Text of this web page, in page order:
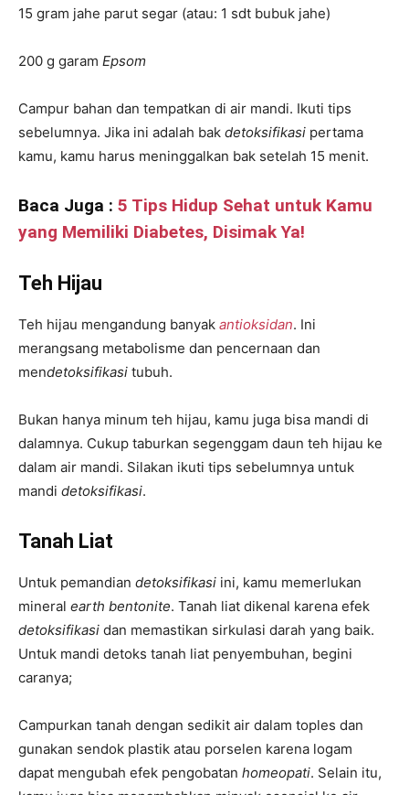
15 gram jahe parut segar (atau: 1 sdt bubuk jahe)
200 g garam Epsom
Campur bahan dan tempatkan di air mandi. Ikuti tips
sebelumnya. Jika ini adalah bak detoksifikasi pertama
kamu, kamu harus meninggalkan bak setelah 15 menit.
Baca Juga : 5 Tips Hidup Sehat untuk Kamu
yang Memiliki Diabetes, Disimak Ya!
Teh Hijau
Teh hijau mengandung banyak antioksidan. Ini
merangsang metabolisme dan pencernaan dan
mendetoksifikasi tubuh.
Bukan hanya minum teh hijau, kamu juga bisa mandi di
dalamnya. Cukup taburkan segenggam daun teh hijau ke
dalam air mandi. Silakan ikuti tips sebelumnya untuk
mandi detoksifikasi.
Tanah Liat
Untuk pemandian detoksifikasi ini, kamu memerlukan
mineral earth bentonite. Tanah liat dikenal karena efek
detoksifikasi dan memastikan sirkulasi darah yang baik.
Untuk mandi detoks tanah liat penyembuhan, begini
caranya;
Campurkan tanah dengan sedikit air dalam toples dan
gunakan sendok plastik atau porselen karena logam
dapat mengubah efek pengobatan homeopati. Selain itu,